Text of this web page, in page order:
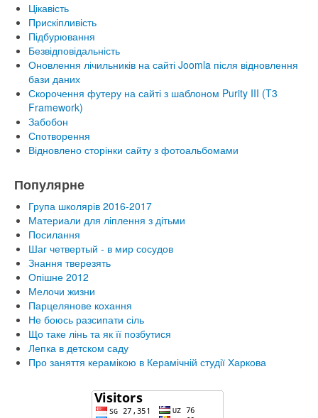
Цікавість
Прискіпливість
Підбурювання
Безвідповідальність
Оновлення лічильників на сайті Joomla після відновлення
бази даних
Скорочення футеру на сайті з шаблоном Purity III (T3
Framework)
Забобон
Спотворення
Відновлено сторінки сайту з фотоальбомами
Популярне
Група школярів 2016-2017
Материали для ліплення з дітьми
Посилання
Шаг четвертый - в мир сосудов
Знання тверезять
Опішне 2012
Мелочи жизни
Парцелянове кохання
Не боюсь разсипати сіль
Що таке лінь та як її позбутися
Лепка в детском саду
Про заняття керамікою в Керамічній студії Харкова